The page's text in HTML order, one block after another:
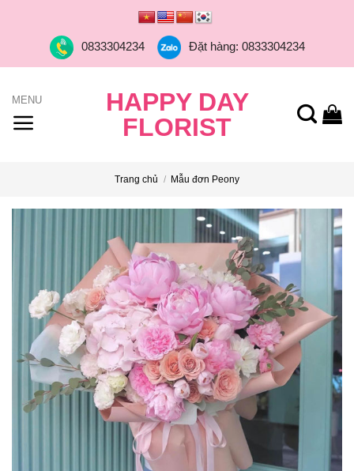
0833304234 Đặt hàng: 0833304234
HAPPY DAY
FLORIST
Trang chủ / Mẫu đơn Peony